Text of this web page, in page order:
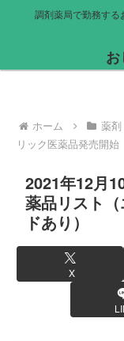
調剤薬局で勤務す
ホーム 薬
リック医薬品発売開始
2021年12月
薬品リスト
ドあり）
X